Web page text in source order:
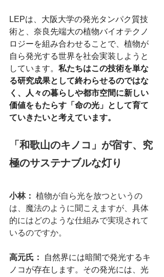
LEPは、大阪大学の発光タンパク質技
術と、奈良先端大の植物バイオテクノ
ロジーを組み合わせることで、植物が
自ら発光する世界を社会実装しようと
しています。 私たちはこの技術を単な
る研究成果として終わらせるのではな
く、人々の暮らしや都市空間に新しい
価値をもたらす「命の光」として育て
ていきたいと考えています。
「和歌山のキノコ」が宿す、究
極のサステナブルな灯り
小林： 植物が自ら光を放つというの
は、魔法のように聞こえますが、具体
的にはどのような仕組みで実現されて
いるのですか。
高元氏：
自然界には暗闇で発光するキ
ノコが存在します。その発光には、光